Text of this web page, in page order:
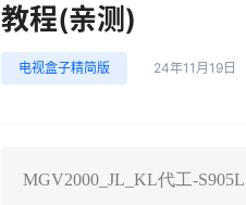
教程(亲测)
电视盒子精简版 24年11月19日
MGV2000_JL_KL代工-